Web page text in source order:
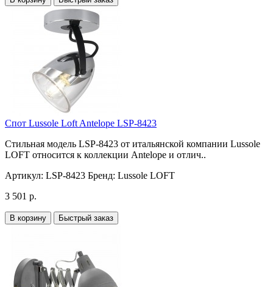
Спот Lussole Loft Antelope LSP-8423
Стильная модель LSP-8423 от итальянской компании Lussole
LOFT относится к коллекции Antelope и отлич..
Артикул: LSP-8423 Бренд: Lussole LOFT
3 501 р.
В корзину Быстрый заказ